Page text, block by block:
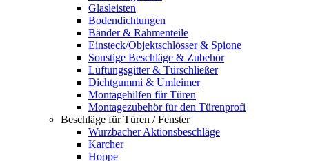
Glasleisten
Bodendichtungen
Bänder & Rahmenteile
Einsteck/Objektschlösser & Spione
Sonstige Beschläge & Zubehör
Lüftungsgitter & Türschließer
Dichtgummi & Umleimer
Montagehilfen für Türen
Montagezubehör für den Türenprofi
Beschläge für Türen / Fenster
Wurzbacher Aktionsbeschläge
Karcher
Hoppe